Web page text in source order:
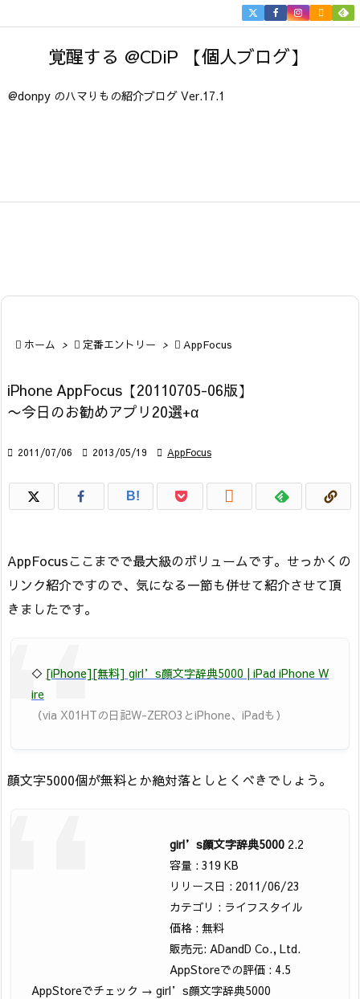
覚醒する @CDiP 【個人ブログ】
@donpy のハマりもの紹介ブログ Ver.17.1


 ホーム >  定番エントリー >  AppFocus
iPhone AppFocus【20110705-06版】
〜今日のお勧めアプリ20選+α
 2011/07/06  2013/05/19  AppFocus
B! 
AppFocusここまでで最大級のボリュームです。せっかくの
リンク紹介ですので、気になる一節も併せて紹介させて頂
きましたです。
◇ [iPhone][無料] girl’s顔文字辞典5000 | iPad iPhone W
ire
（via X01HTの日記W-ZERO3とiPhone、iPadも）
顔文字5000個が無料とか絶対落としとくべきでしょう。
girl’s顔文字辞典5000 2.2
容量 : 319 KB
リリース日 : 2011/06/23
カテゴリ : ライフスタイル
価格 : 無料
販売元: ADandD Co., Ltd.
AppStoreでの評価 : 4.5
AppStoreでチェック → girl’s顔文字辞典5000